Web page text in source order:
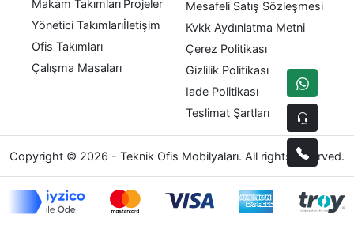
Makam Takımları
Yönetici Takımları
Ofis Takımları
Çalışma Masaları
Projeler
İletişim
Mesafeli Satış Sözleşmesi
Kvkk Aydınlatma Metni
Çerez Politikası
Gizlilik Politikası
Iade Politikası
Teslimat Şartları
Copyright © 2026 - Teknik Ofis Mobilyaları. All rights reserved.